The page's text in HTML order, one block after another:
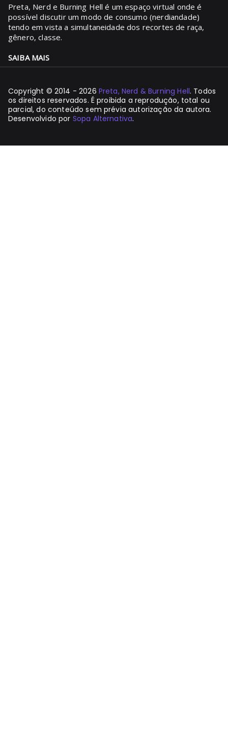
Preta, Nerd e Burning Hell é um espaço virtual onde é
possível discutir um modo de consumo (nerdiandade)
tendo em vista a simultaneidade dos recortes de raça,
gênero, classe.
SAIBA MAIS
Copyright © 2014 - 2026 Preta, Nerd & Burning Hell. Todos
os direitos reservados. É proibida a reprodução, total ou
parcial, do conteúdo sem prévia autorização da autora.
Desenvolvido por Sopa Alternativa.